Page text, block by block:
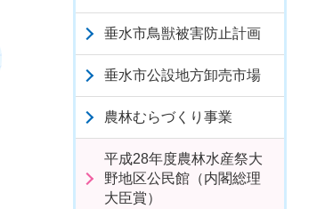
垂水市鳥獣被害防止計画
垂水市公設地方卸売市場
農林むらづくり事業
平成28年度農林水産祭大
野地区公民館（内閣総理
大臣賞）